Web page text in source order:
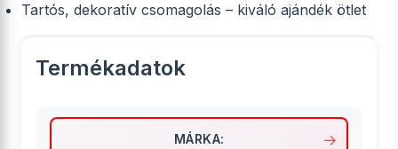
Tartós, dekoratív csomagolás – kiváló ajándék ötlet
Termékadatok
MÁRKA: